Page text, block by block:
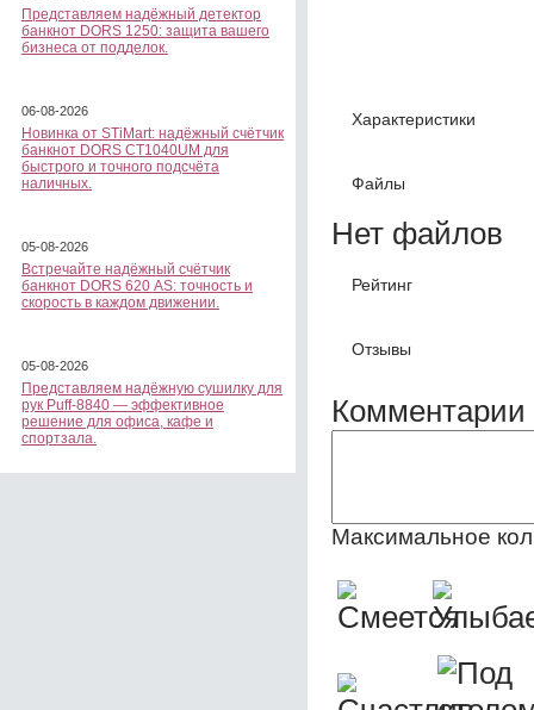
Представляем надёжный детектор
банкнот DORS 1250: защита вашего
бизнеса от подделок.
06-08-2026
Новинка от STiMart: надёжный счётчик
банкнот DORS CT1040UM для
быстрого и точного подсчёта
наличных.
05-08-2026
Встречайте надёжный счётчик
банкнот DORS 620 АS: точность и
скорость в каждом движении.
05-08-2026
Представляем надёжную сушилку для
рук Puff-8840 — эффективное
решение для офиса, кафе и
спортзала.
Характеристики
Файлы
Нет файлов
Рейтинг
Отзывы
Комментарии
Максимальное